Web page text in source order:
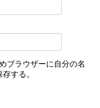
ブラウザーに自分の名
する。